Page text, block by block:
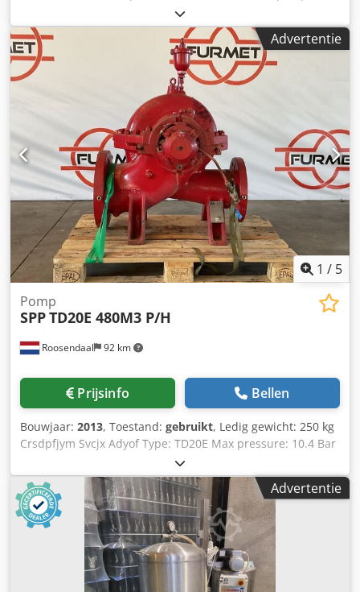
Elke pomp is in perfecte staat en direct klaar voor gebruik.
Cedpfx Ajygmdhodysrf De Watson-Marlow 323 is een
peristaltische laboratorium- en procespomp, ontworpen
voor nauwkeurige, gecontroleerde vloeistofbeweging,
dosering en volumetrische meting van vloeistoffen in
wetenschappelijke, farmaceutische, biotechnologische en
industriële omgevingen. De pomp werkt door een flexibele
slang mechanisch samen te drukken in een cirkelvormige,
‘rollende’ beweging. Hierdoor wordt de vloeistof verplaatst
zonder dat deze in contact komt met interne onderdelen
van de pomp, wat de kans op vervuiling en slijtage
vermindert.
Advertentie
1 / 5
Roosendaal 92 km
Pomp
SPPTD20E 480M3 P/H
Prijsinfo Bellen
Bouwjaar: 2013, Toestand: gebruikt, Ledig gewicht: 250 kg
Crsdpfjym Svcjx Adyof Type: TD20E Max pressure: 10.4 Bar
Flow: 480M3 P/H Suction dimension in cm: 20 cm
Discharge dimension in cm: 20 cm Used for: water Approx.
wweight in kg: 250kg werkuren: 386 since new Advertentie